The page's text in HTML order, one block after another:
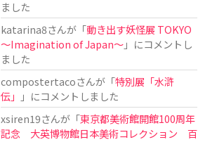
ました
katarina8さんが「動き出す妖怪展 TOKYO
〜Imagination of Japan〜」にコメントし
ました
compostertacoさんが「特別展「水滸
伝」
」にコメントしました
xsiren19さんが「東京都美術館開館100周年
記念 大英博物館日本美術コレクション 百